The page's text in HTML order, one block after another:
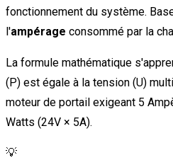
fonctionnement du système.
l'ampérage consommé par la
La formule mathématique
(P) est égale à la tension (U)
moteur de portail exigeant 5
Watts (24V × 5A).
💡